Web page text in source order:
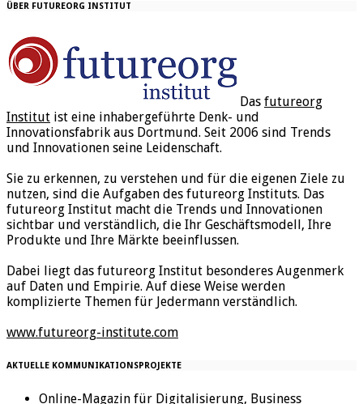
ÜBER FUTUREORG INSTITUT
Das futureorg
Institut ist eine inhabergeführte Denk- und
Innovationsfabrik aus Dortmund. Seit 2006 sind Trends
und Innovationen seine Leidenschaft.
Sie zu erkennen, zu verstehen und für die eigenen Ziele zu
nutzen, sind die Aufgaben des futureorg Instituts. Das
futureorg Institut macht die Trends und Innovationen
sichtbar und verständlich, die Ihr Geschäftsmodell, Ihre
Produkte und Ihre Märkte beeinflussen.
Dabei liegt das futureorg Institut besonderes Augenmerk
auf Daten und Empirie. Auf diese Weise werden
komplizierte Themen für Jedermann verständlich.
www.futureorg-institute.com
AKTUELLE KOMMUNIKATIONSPROJEKTE
Online-Magazin für Digitalisierung, Business